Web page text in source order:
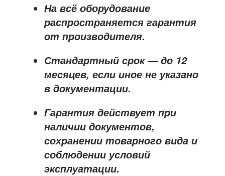
На всё оборудование
распространяется гарантия
от производителя.
Стандартный срок — до 12
месяцев, если иное не указано
в документации.
Гарантия действует при
наличии документов,
сохранении товарного вида и
соблюдении условий
эксплуатации.